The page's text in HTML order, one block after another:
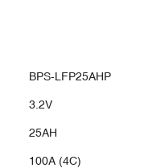
BPS-LFP25AHP
3.2V
25AH
100A (4C)